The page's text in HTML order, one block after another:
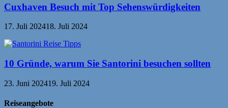
Cuxhaven Besuch mit Top Sehenswürdigkeiten
17. Juli 202418. Juli 2024
10 Gründe, warum Sie Santorini besuchen sollten
23. Juni 202419. Juli 2024
Reiseangebote